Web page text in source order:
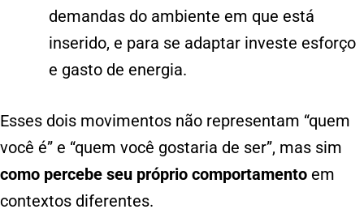
demandas do ambiente em que está
inserido, e para se adaptar investe esforço
e gasto de energia.
Esses dois movimentos não representam “quem
você é” e “quem você gostaria de ser”, mas sim
como percebe seu próprio comportamento em
contextos diferentes.